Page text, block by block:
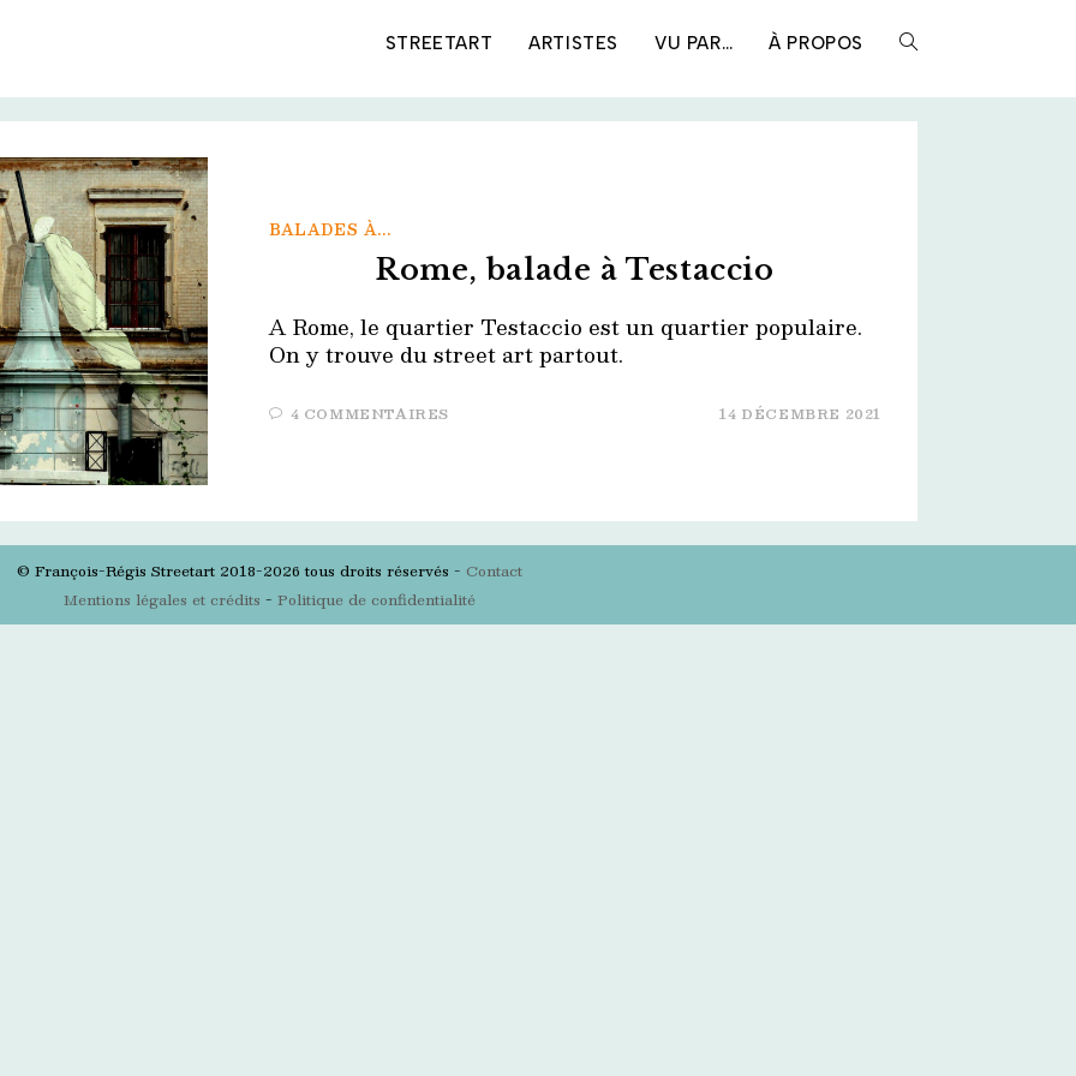
STREETART ARTISTES VU PAR… À PROPOS TOGGLE
BALADES À...
Rome, balade à Testaccio
A Rome, le quartier Testaccio est un quartier populaire.
On y trouve du street art partout.
4 COMMENTAIRES 14 DÉCEMBRE 2021
© François-Régis Streetart 2018-2026 tous droits réservés - Contact
Mentions légales et crédits - Politique de confidentialité